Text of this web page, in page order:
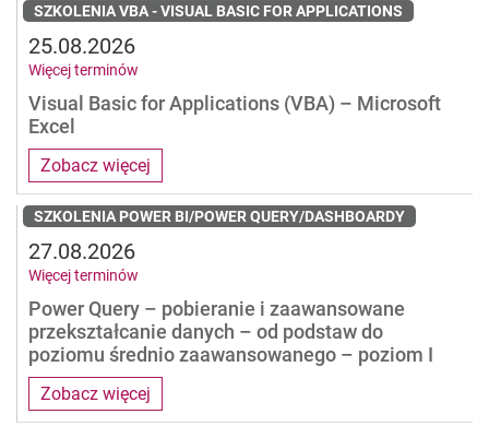
SZKOLENIA VBA - VISUAL BASIC FOR APPLICATIONS
Zobacz więcej
Visual Basic for Applications (VBA) – Microsoft
Excel
25.08.2026
Więcej terminów
SZKOLENIA POWER BI/POWER QUERY/DASHBOARDY
Zobacz więcej
Power Query – pobieranie i zaawansowane
przekształcanie danych – od podstaw do
poziomu średnio zaawansowanego – poziom I
27.08.2026
Więcej terminów